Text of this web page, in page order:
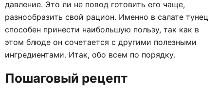
давление. Это ли не повод готовить его чаще,
разнообразить свой рацион. Именно в салате тунец
способен принести наибольшую пользу, так как в
этом блюде он сочетается с другими полезными
ингредиентами. Итак, обо всем по порядку.
Пошаговый рецепт